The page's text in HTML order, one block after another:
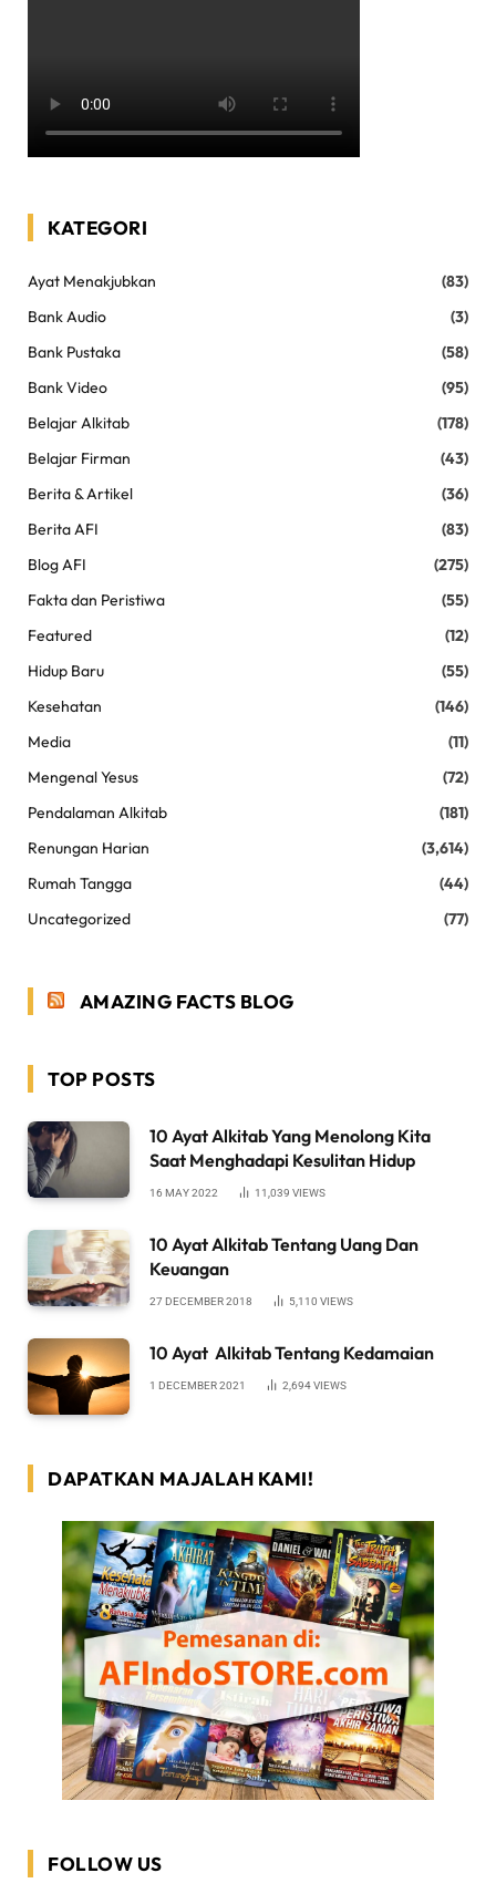
KATEGORI
Ayat Menakjubkan
(83)
Bank Audio
(3)
Bank Pustaka
(58)
Bank Video
(95)
Belajar Alkitab
(178)
Belajar Firman
(43)
Berita & Artikel
(36)
Berita AFI
(83)
Blog AFI
(275)
Fakta dan Peristiwa
(55)
Featured
(12)
Hidup Baru
(55)
Kesehatan
(146)
Media
(11)
Mengenal Yesus
(72)
Pendalaman Alkitab
(181)
Renungan Harian
(3,614)
Rumah Tangga
(44)
Uncategorized
(77)
AMAZING FACTS BLOG
TOP POSTS
10 Ayat Alkitab Yang Menolong Kita
Saat Menghadapi Kesulitan Hidup
16 MAY 2022 11,039 VIEWS
10 Ayat Alkitab Tentang Uang Dan
Keuangan
27 DECEMBER 2018 5,110 VIEWS
10 Ayat Alkitab Tentang Kedamaian
1 DECEMBER 2021 2,694VIEWS
DAPATKAN MAJALAH KAMI!
FOLLOW US